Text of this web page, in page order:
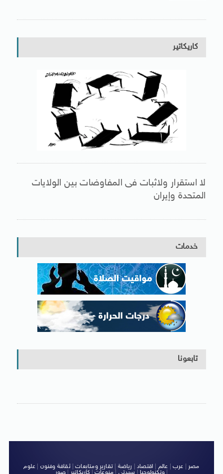
كاريكاتير
لا استقرار ولاثبات فى المفاوضات بين الولايات
المتحدة وإيران
خدمات
تابعونا
مصر عرب عالم اقتصاد رياضة |تقارير ومتابعات|ثقافة وفنون
علوم
وتكنولوجيا| سيدتى منوعات كاريكاتير صور |